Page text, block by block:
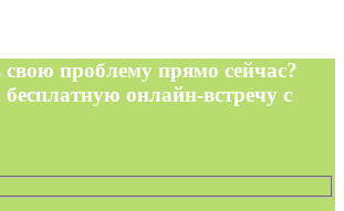
проблему прямо сейчас?
онлайн-встречу с